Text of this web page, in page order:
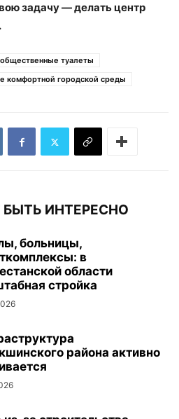
задачу — делать центр
общественные туалеты
комфортной городской среды
ИНТЕРЕСНО
больницы,
в
области
стройка
района активно